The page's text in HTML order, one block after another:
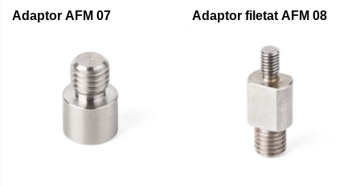
Adaptor AFM 07 Adaptor filetat AFM 08